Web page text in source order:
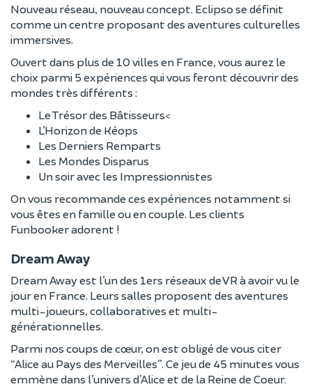
Nouveau réseau, nouveau concept. Eclipso se définit
comme un centre proposant des aventures culturelles
immersives.
Ouvert dans plus de 10 villes en France, vous aurez le
choix parmi 5 expériences qui vous feront découvrir des
mondes très différents :
Le Trésor des Bâtisseurs<
L’Horizon de Kéops
Les Derniers Remparts
Les Mondes Disparus
Un soir avec les Impressionnistes
On vous recommande ces expériences notamment si
vous êtes en famille ou en couple. Les clients
Funbooker adorent !
Dream Away
Dream Away est l’un des 1ers réseaux de VR à avoir vu le
jour en France. Leurs salles proposent des aventures
multi-joueurs, collaboratives et multi-
générationnelles.
Parmi nos coups de cœur, on est obligé de vous citer
“Alice au Pays des Merveilles”. Ce jeu de 45 minutes vous
emmène dans l’univers d’Alice et de la Reine de Coeur.